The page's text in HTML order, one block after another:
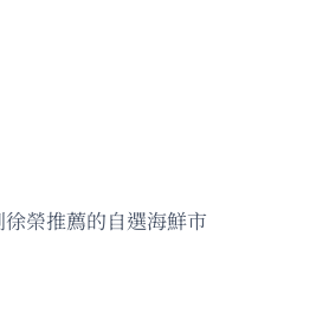
榮推薦的自選海鮮市